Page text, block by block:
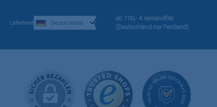
Lieferland
ab 100,- € versandfrei
(Deutschland nur Festland)